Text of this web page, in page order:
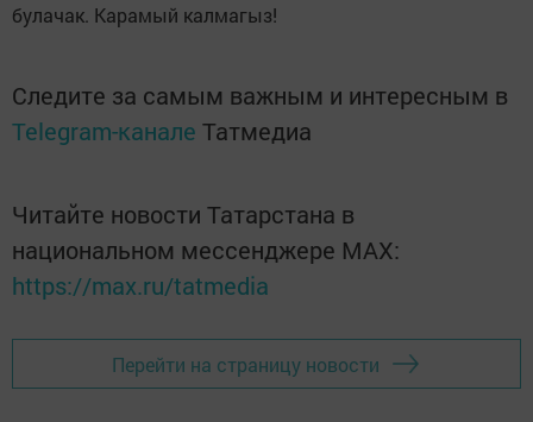
булачак. Карамый калмагыз!
Следите за самым важным и интересным в
Telegram-канале Татмедиа
Читайте новости Татарстана в
национальном мессенджере MАХ:
https://max.ru/tatmedia
Перейти на страницу новости